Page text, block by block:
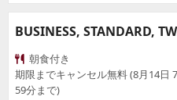
BUSINESS, STANDARD,
朝食付き
期限までキャンセル無料 (8月14日
59分まで)